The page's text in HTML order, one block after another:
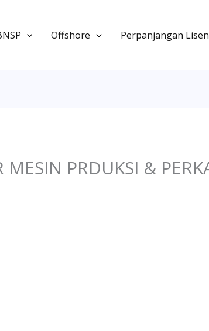
Offshore Perpanjangan
PRDUKSI &